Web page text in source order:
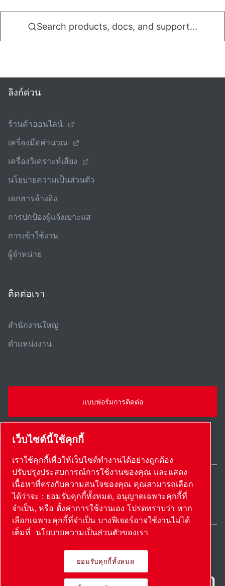
Search products, docs, and support...
ลิงก์ด่วน
ร้านค้าออนไลน์
เครื่องมือคํานวณ
เครื่องวิเคราะห์เสียง
นโยบายความเป็นส่วนตัว
เอกสารอ้างอิง
การปกป้องผู้แจ้งเบาะแส
การเข้าใช้งาน
ผู้จําหน่าย
ติดต่อเรา
สํานักงานใหญ่
ตําแหน่งงาน
แบบฟอร์มการติดต่อ
แผนผังเว็บไซต์ตั้งค่าการใช้งานเอง © 2026 ลิขสิทธิ์
Thailand / TH
ผลิตภัณฑ์ที่เป็นนวัตกรรม นํา
เว็บไซต์นี้ใช้คุกกี้
เราใช้คุกกี้เพื่อให้เว็บไซต์ทำงานได้อย่างถูกต้อง
ปรับปรุงประสบการณ์การใช้งานของคุณ และแสดง
เนื้อหาที่ตรงกับความสนใจของคุณ คุณสามารถเลือก
ได้ว่าจะ : ยอมรับคุกกี้ทั้งหมด, อนุญาตเฉพาะคุกกี้ที่
จำเป็น, หรือ ตั้งค่าการใช้งานเอง โปรดทราบว่า หาก
เลือกเฉพาะคุกกี้ที่จำเป็น บางฟีเจอร์อาจใช้งานไม่ได้
เต็มที่ นโยบายความเป็นส่วนตัวของเรา
ยอมรับคุกกี้ทั้งหมด